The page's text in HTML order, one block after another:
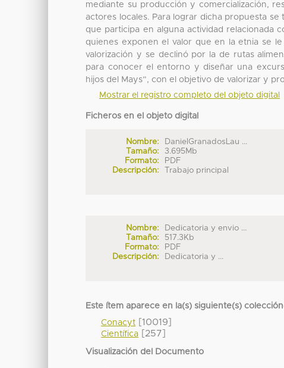
mediante su producción y comercialización,
actores locales. Para lograr dicha propuesta
que participa en alguna actividad relacionada
quienes exponen el valor que en la etnia se
valorización y se declinó por la de rutas
para conocer el entorno y diseñar una
hijos del Mays”, con el objetivo de valorizar y
Mostrar el registro completo del objeto digital
Ficheros en el objeto digital
Nombre:
DanielGranadosLau ...
Tamaño:
3.695Mb
Formato:
PDF
Descripción:
Trabajo principal
Nombre:
Dedicatoria y envio ...
Tamaño:
517.3Kb
Formato:
PDF
Descripción:
Dedicatoria y ...
Este ítem aparece en la(s) siguiente(s)
Conacyt [10019]
Científica [257]
Visualización del Documento